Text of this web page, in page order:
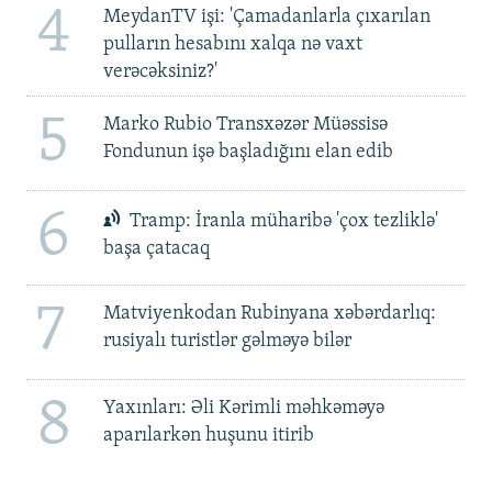
4
MeydanTV işi: 'Çamadanlarla çıxarılan
pulların hesabını xalqa nə vaxt
verəcəksiniz?'
5
Marko Rubio Transxəzər Müəssisə
Fondunun işə başladığını elan edib
6
Tramp: İranla müharibə 'çox tezliklə'
başa çatacaq
7
Matviyenkodan Rubinyana xəbərdarlıq:
rusiyalı turistlər gəlməyə bilər
8
Yaxınları: Əli Kərimli məhkəməyə
aparılarkən huşunu itirib